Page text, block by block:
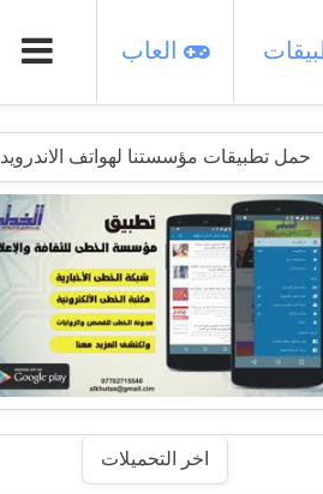
العاب
حمل تطبيقات مؤسستنا لهواتف الاندرويد
اخر التحميلات